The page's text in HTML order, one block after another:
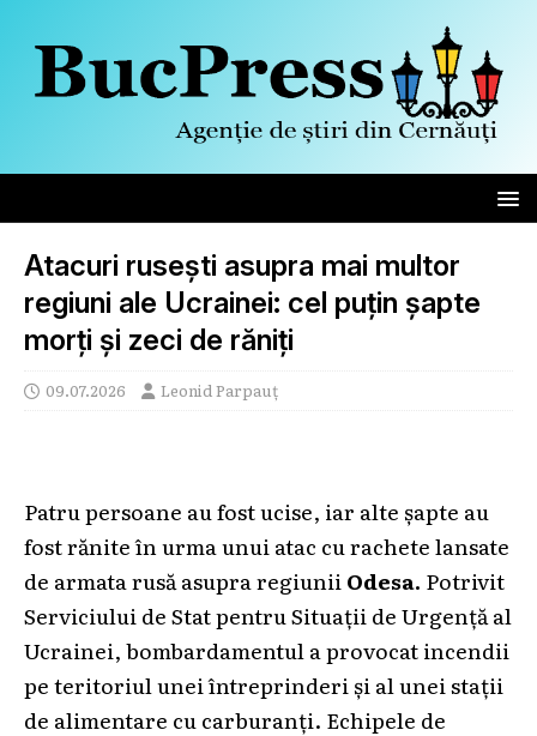
Atacuri rusești asupra mai multor
regiuni ale Ucrainei: cel puțin șapte
morți și zeci de răniți
09.07.2026 Leonid Parpauț
Patru persoane au fost ucise, iar alte șapte au
fost rănite în urma unui atac cu rachete lansate
de armata rusă asupra regiunii Odesa. Potrivit
Serviciului de Stat pentru Situații de Urgență al
Ucrainei, bombardamentul a provocat incendii
pe teritoriul unei întreprinderi și al unei stații
de alimentare cu carburanți. Echipele de